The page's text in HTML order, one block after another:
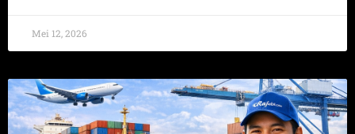
Mei 12, 2026